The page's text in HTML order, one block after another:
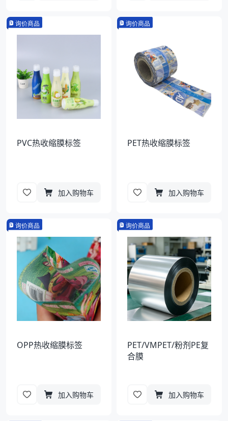
询价商品
PVC热收缩膜标签
加入购物车
询价商品
PET热收缩膜标签
加入购物车
询价商品
OPP热收缩膜标签
加入购物车
询价商品
PET/VMPET/粉剂PE复
合膜
加入购物车